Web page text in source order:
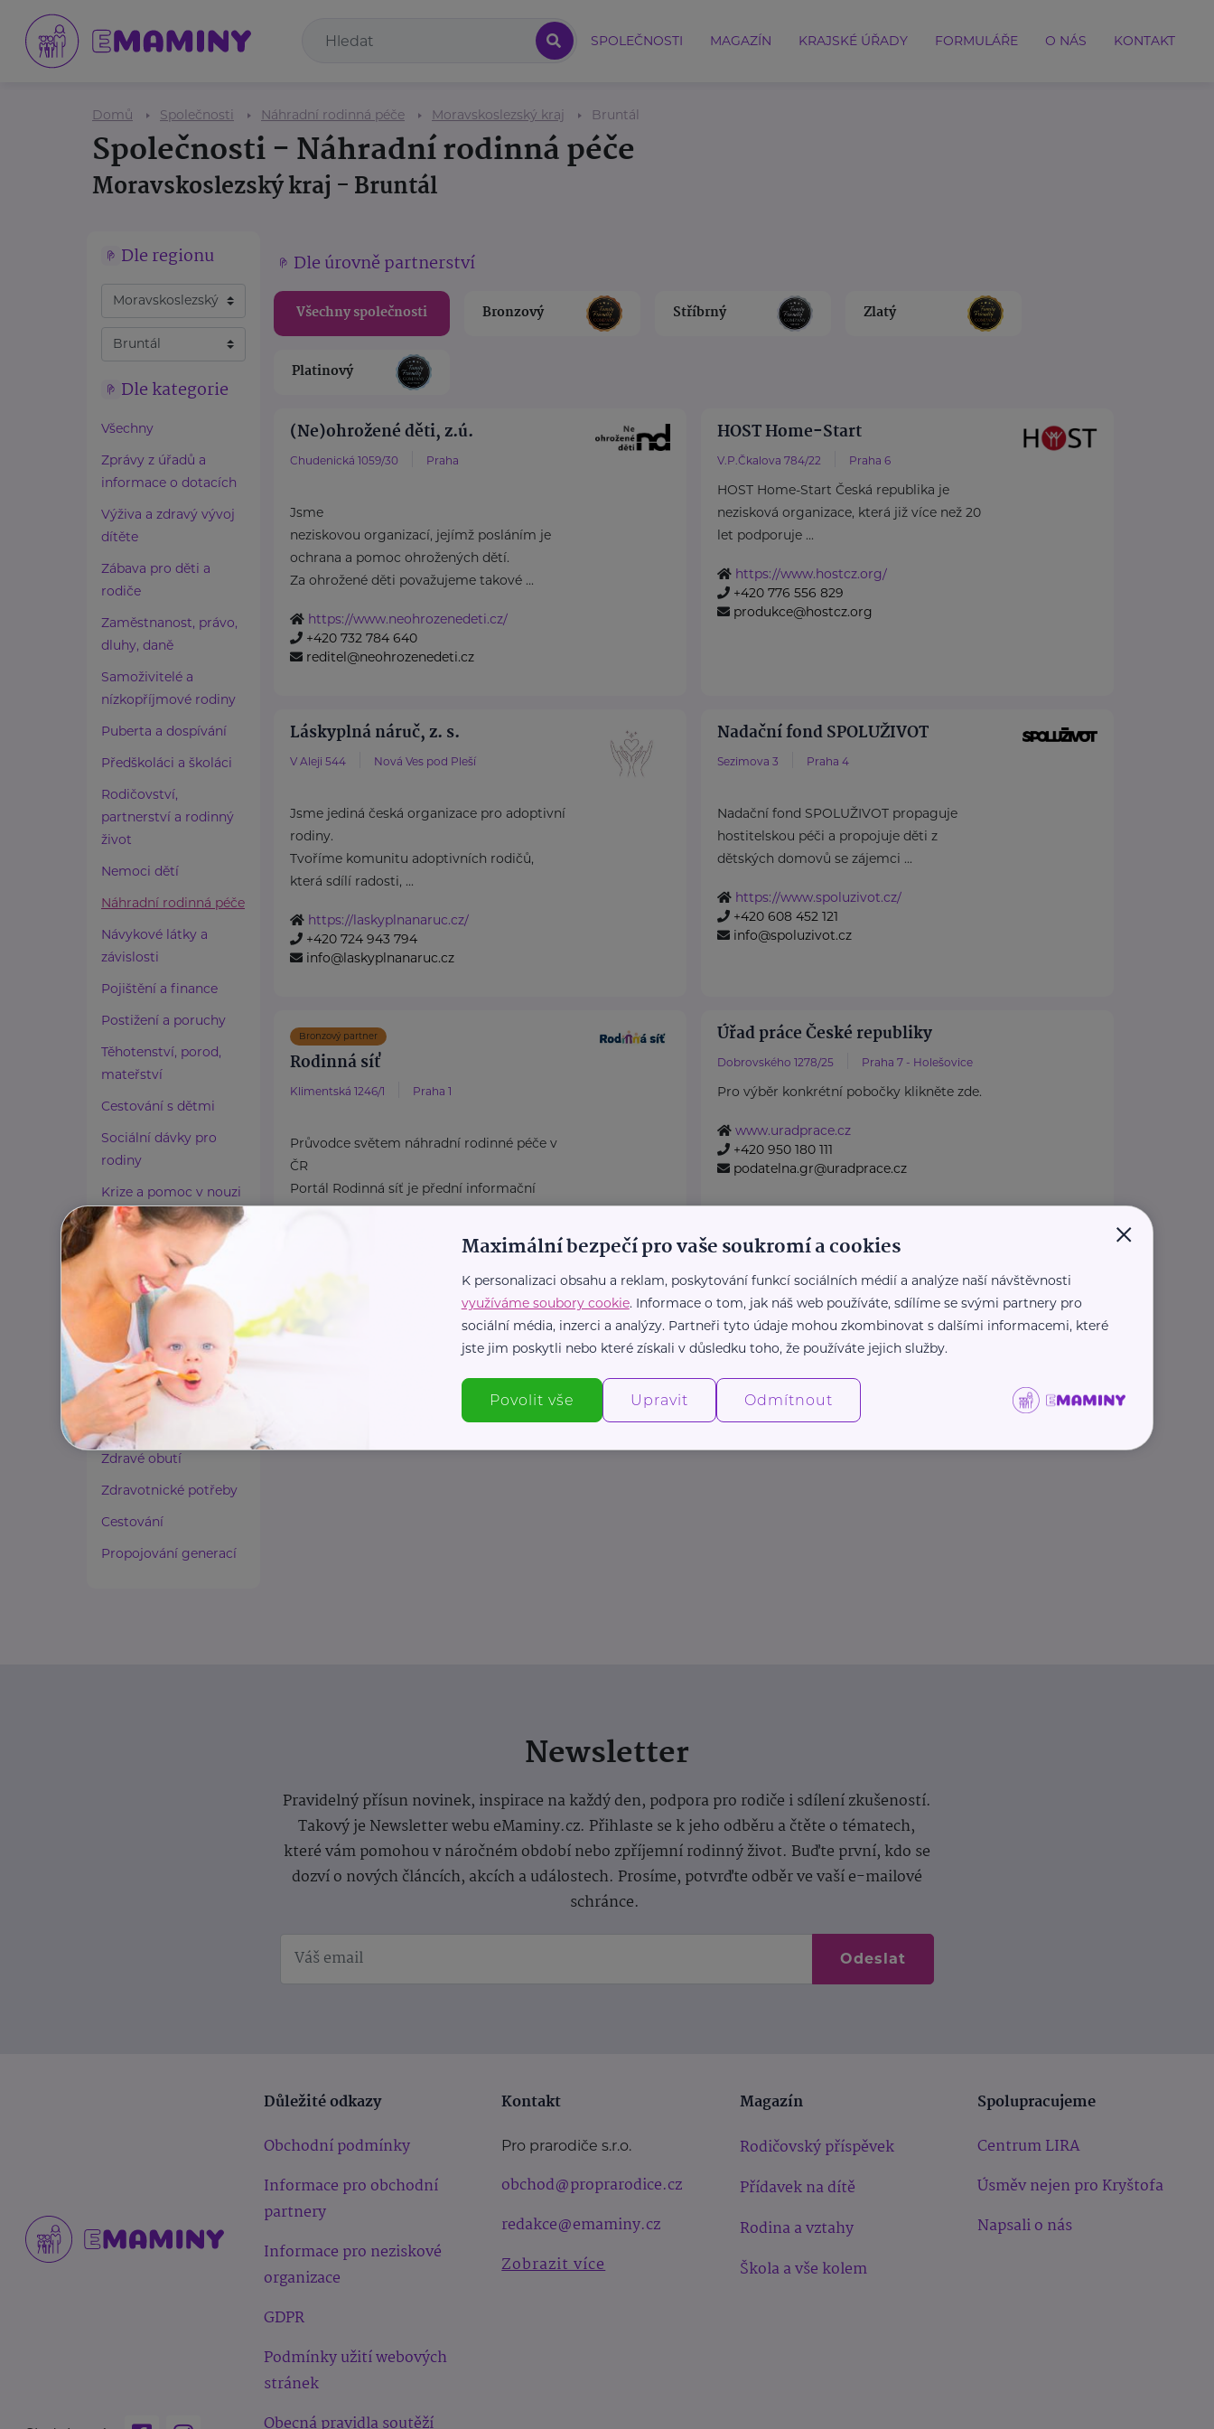
SPOLEČNOSTI MAGAZÍN KRAJSKÉ ÚŘADY FORMULÁŘE O NÁS KONTAKT
Domů Společnosti Náhradní rodinná péče Moravskoslezský kraj Bruntál
Společnosti - Náhradní rodinná péče
Moravskoslezský kraj - Bruntál
Dle regionu
Dle kategorie
Všechny
Zprávy z úřadů a
informace o dotacích
Výživa a zdravý vývoj
dítěte
Zábava pro děti a
rodiče
Zaměstnanost, právo,
dluhy, daně
Samoživitelé a
nízkopříjmové rodiny
Puberta a dospívání
Předškoláci a školáci
Rodičovství,
partnerství a rodinný
život
Nemoci dětí
Náhradní rodinná péče
Návykové látky a
závislosti
Pojištění a finance
Postižení a poruchy
Těhotenství, porod,
mateřství
Cestování s dětmi
Sociální dávky pro
rodiny
Krize a pomoc v nouzi
Paliativní péče
Rady a tipy
Harmonie duše a těla
Zaměstnávání osob ze
zdravotním
postižením
Lázeňství a wellness
Zdravé spaní a sezení
Zdravé obutí
Zdravotnické potřeby
Cestování
Propojování generací
Dle úrovně partnerství
Všechny společnosti Bronzový Stříbrný Zlatý
Platinový
(Ne)ohrožené děti, z.ú.
Chudenická 1059/30 Praha
Jsme
neziskovou organizací, jejímž posláním je
ochrana a pomoc ohrožených dětí.
Za ohrožené děti považujeme takové ...
https://www.neohrozenedeti.cz/
+420 732 784 640
reditel@neohrozenedeti.cz
HOST Home-Start
V.P.Čkalova 784/22 Praha 6
HOST Home-Start Česká republika je
nezisková organizace, která již více než 20
let podporuje ...
https://www.hostcz.org/
+420 776 556 829
produkce@hostcz.org
Láskyplná náruč, z. s.
V Aleji 544 Nová Ves pod Pleší
Jsme jediná česká organizace pro adoptivní
rodiny.
Tvoříme komunitu adoptivních rodičů,
která sdílí radosti, ...
https://laskyplnanaruc.cz/
+420 724 943 794
info@laskyplnanaruc.cz
Nadační fond SPOLUŽIVOT
Sezimova 3 Praha 4
Nadační fond SPOLUŽIVOT propaguje
hostitelskou péči a propojuje děti z
dětských domovů se zájemci ...
https://www.spoluzivot.cz/
+420 608 452 121
info@spoluzivot.cz
Bronzový partner
Rodinná síť
Klimentská 1246/1 Praha 1
Průvodce světem náhradní rodinné péče v
ČR
Portál Rodinná síť je přední informační
platforma zaměřená ...
Úřad práce České republiky
Dobrovského 1278/25 Praha 7 - Holešovice
Pro výběr konkrétní pobočky klikněte zde.
www.uradprace.cz
+420 950 180 111
podatelna.gr@uradprace.cz
Newsletter
Pravidelný přísun novinek, inspirace na každý den, podpora pro rodiče i sdílení zkušeností.
Takový je Newsletter webu eMaminy.cz. Přihlaste se k jeho odběru a čtěte o tématech,
které vám pomohou v náročném období nebo zpříjemní rodinný život. Buďte první, kdo se
dozví o nových článcích, akcích a událostech. Prosíme, potvrďte odběr ve vaší e-mailové
schránce.
Odeslat
Důležité odkazy
Obchodní podmínky
Informace pro obchodní
partnery
Informace pro neziskové
organizace
GDPR
Podmínky užití webových
stránek
Obecná pravidla soutěží
Kontakt
Pro prarodiče s.r.o.
obchod@proprarodice.cz
redakce@emaminy.cz
Zobrazit více
Magazín
Rodičovský příspěvek
Přídavek na dítě
Rodina a vztahy
Škola a vše kolem
Spolupracujeme
Centrum LIRA
Úsměv nejen pro Kryštofa
Napsali o nás
×
Maximální bezpečí pro vaše soukromí a cookies
K personalizaci obsahu a reklam, poskytování funkcí sociálních médií a analýze naší návštěvnosti
využíváme soubory cookie. Informace o tom, jak náš web používáte, sdílíme se svými partnery pro
sociální média, inzerci a analýzy. Partneři tyto údaje mohou zkombinovat s dalšími informacemi, které
jste jim poskytli nebo které získali v důsledku toho, že používáte jejich služby.
Povolit vše Upravit Odmítnout